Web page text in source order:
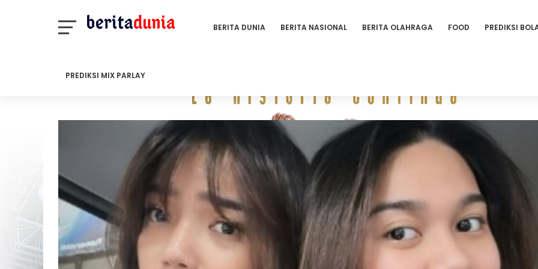
BERITA DUNIA BERITA NASIONAL BERITA OLAHRAGA FOOD PREDIKSI
PREDIKSI MIX PARLAY